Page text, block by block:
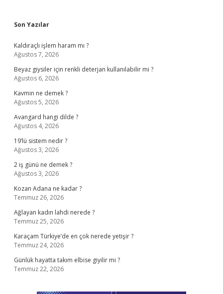
Sidebar
Son Yazılar
Kaldıraçlı işlem haram mı ?
Ağustos 7, 2026
Beyaz giysiler için renkli deterjan kullanılabilir mi ?
Ağustos 6, 2026
Kavmin ne demek ?
Ağustos 5, 2026
Avangard hangi dilde ?
Ağustos 4, 2026
19’lü sistem nedir ?
Ağustos 3, 2026
2 iş günü ne demek ?
Ağustos 3, 2026
Kozan Adana ne kadar ?
Temmuz 26, 2026
Ağlayan kadın lahdi nerede ?
Temmuz 25, 2026
Karaçam Türkiye’de en çok nerede yetişir ?
Temmuz 24, 2026
Günlük hayatta takım elbise giyilir mi ?
Temmuz 22, 2026